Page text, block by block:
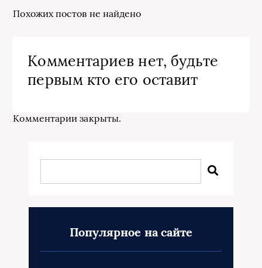
Похожих постов не найдено
Комментариев нет, будьте
первым кто его оставит
Комментарии закрыты.
Популярное на сайте